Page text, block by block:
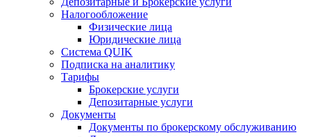
Налогообложение
Физические лица
Юридические лица
Система QUIK
Подписка на аналитику
Тарифы
Брокерские услуги
Депозитарные услуги
Документы
Документы по брокерскому обслуживанию